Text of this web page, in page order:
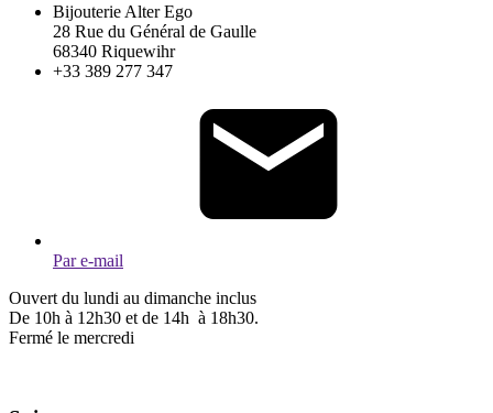
Bijouterie Alter Ego
28 Rue du Général de Gaulle
68340 Riquewihr
+33 389 277 347
Par e-mail
Ouvert du lundi au dimanche inclus
De 10h à 12h30 et de 14h à 18h30.
Fermé le mercredi